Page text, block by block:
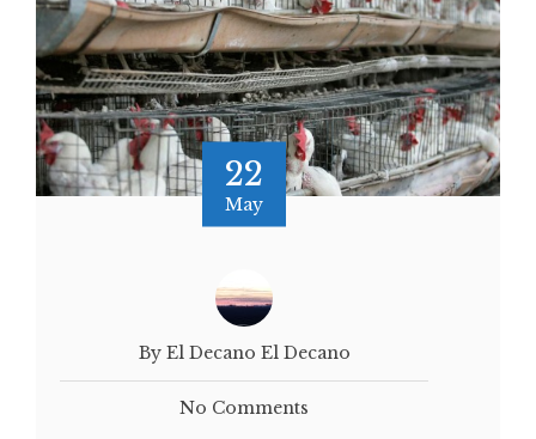
22
May
By El Decano El Decano
No Comments